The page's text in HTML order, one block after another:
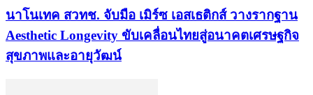
นาโนเทค สวทช. จับมือ เมิร์ซ เอสเธติกส์ วางรากฐาน
Aesthetic Longevity ขับเคลื่อนไทยสู่อนาคตเศรษฐกิจ
สุขภาพและอายุวัฒน์